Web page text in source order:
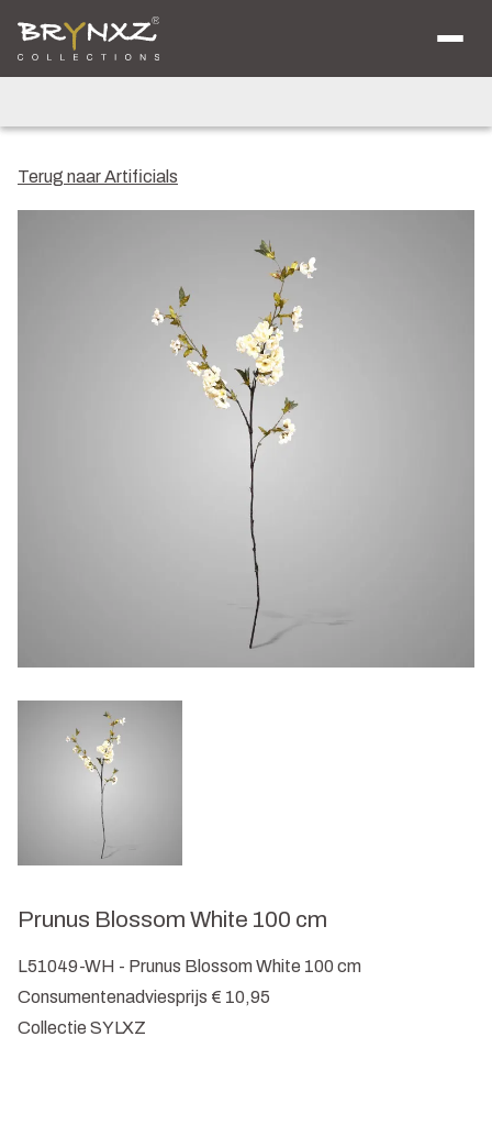
Over ons
Catalogus
Collecties
Ancient Clay
Verkooplocaties
Shop voor Retailers
Terug naar Artificials
Prunus Blossom White 100 cm
L51049-WH - Prunus Blossom White 100 cm
Consumentenadviesprijs € 10,95
Collectie SYLXZ